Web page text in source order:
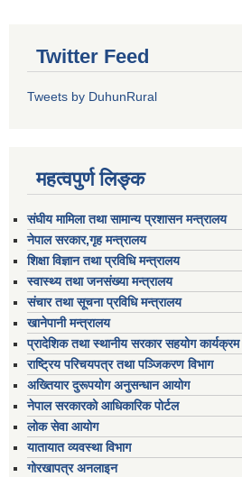
Twitter Feed
Tweets by DuhunRural
महत्वपुर्ण लिङ्क
संघीय मामिला तथा सामान्य प्रशासन मन्त्रालय
नेपाल सरकार,गृह मन्त्रालय
शिक्षा विज्ञान तथा प्रविधि मन्त्रालय
स्वास्थ्य तथा जनसंख्या मन्त्रालय
संचार तथा सूचना प्रविधि मन्त्रालय
खानेपानी मन्त्रालय
प्रादेशिक तथा स्थानीय सरकार सहयोग कार्यक्रम
राष्ट्रिय परिचयपत्र तथा पञ्जिकरण विभाग
अख्तियार दुरूपयोग अनुसन्धान आयोग
नेपाल सरकारको आधिकारिक पोर्टल
लोक सेवा आयोग
यातायात व्यवस्था विभाग
गोरखापत्र अनलाइन